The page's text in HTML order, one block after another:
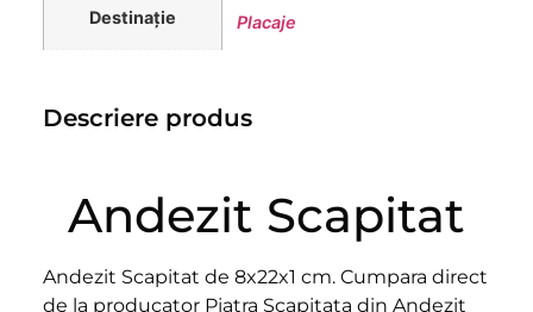
Destinație Placaje
Descriere produs
Andezit Scapitat
Andezit Scapitat de 8x22x1 cm. Cumpara direct
de la producator Piatra Scapitata din Andezit